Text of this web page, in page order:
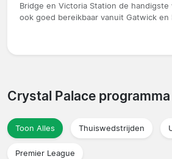
Bridge en Victoria Station de
ook goed bereikbaar vanuit Gatwick en
Crystal Palace programma
Toon Alles Thuiswedstrijden
Premier League